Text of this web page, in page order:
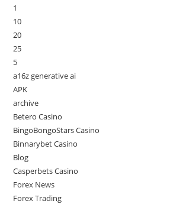
1
10
20
25
5
a16z generative ai
APK
archive
Betero Casino
BingoBongoStars Casino
Binnarybet Casino
Blog
Casperbets Casino
Forex News
Forex Trading